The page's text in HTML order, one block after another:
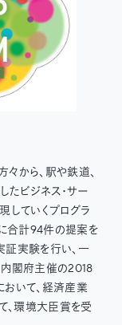
から、駅や鉄道、
ビジネス・サー
していくプログラ
合計94件の提案を
実験を行い、一
内閣府主催の2018
いて、経済産業
、環境大臣賞を受